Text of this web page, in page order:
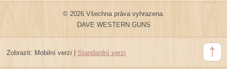
© 2026 Všechna práva vyhrazena.
DAVE WESTERN GUNS
Zobrazit: Mobilní verzi Standardní verzi